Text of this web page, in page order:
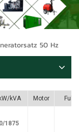
50 Hz
kVA Motor Fule
1875